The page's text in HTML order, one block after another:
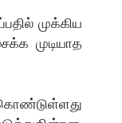
முக்கிய
முடியாத